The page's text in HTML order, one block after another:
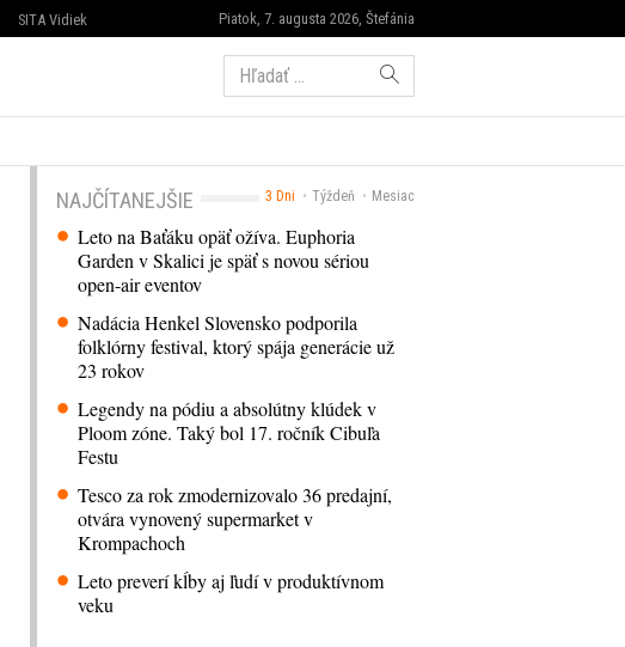
Piatok, 7. augusta 2026, Štefánia
SITA Vidiek
Hľadať:
3 Dni Týždeň Mesiac
NAJČÍTANEJŠIE
Leto na Baťáku opäť ožíva. Euphoria
Garden v Skalici je späť s novou sériou
open-air eventov
Nadácia Henkel Slovensko podporila
folklórny festival, ktorý spája generácie už
23 rokov
Legendy na pódiu a absolútny klúdek v
Ploom zóne. Taký bol 17. ročník Cibuľa
Festu
Tesco za rok zmodernizovalo 36 predajní,
otvára vynovený supermarket v
Krompachoch
Leto preverí kĺby aj ľudí v produktívnom
veku